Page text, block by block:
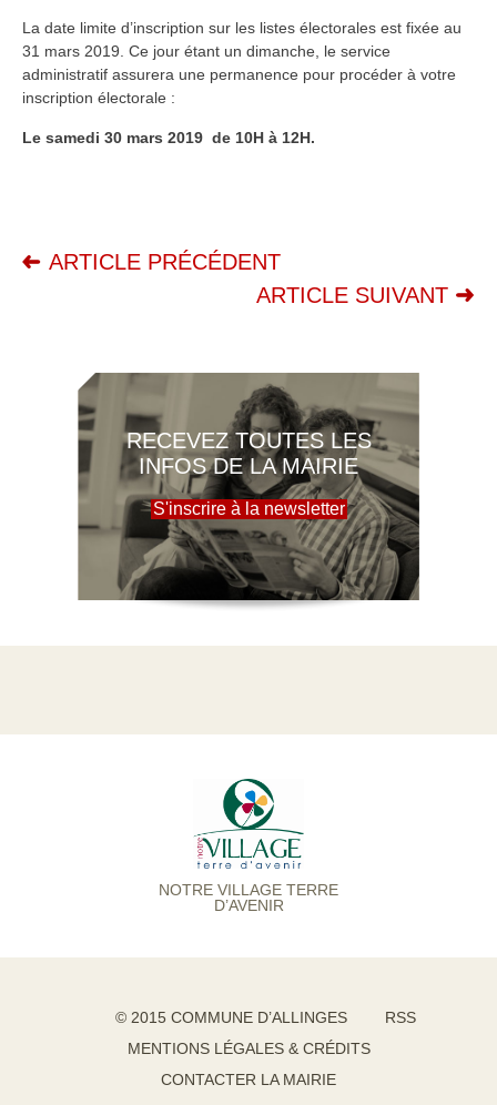
La date limite d’inscription sur les listes électorales est fixée au
31 mars 2019. Ce jour étant un dimanche, le service
administratif assurera une permanence pour procéder à votre
inscription électorale :
Le samedi 30 mars 2019 de 10H à 12H.
ARTICLE PRÉCÉDENT
ARTICLE SUIVANT
RECEVEZ TOUTES LES
INFOS DE LA MAIRIE
S'inscrire à la newsletter
NOTRE VILLAGE TERRE
D’AVENIR
© 2015 COMMUNE D’ALLINGES
RSS
MENTIONS LÉGALES & CRÉDITS
CONTACTER LA MAIRIE